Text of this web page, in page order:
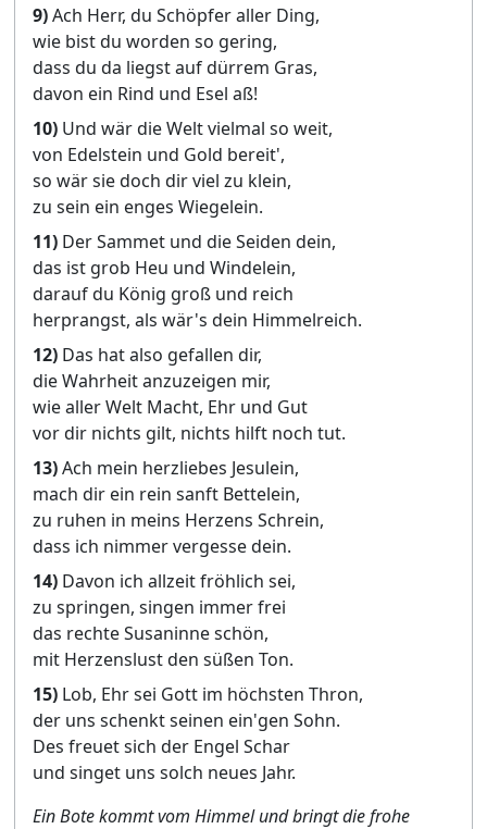
9)Ach Herr, du Schöpfer aller Ding,
wie bist du worden so gering,
dass du da liegst auf dürrem Gras,
davon ein Rind und Esel aß!
10) Und wär die Welt vielmal so weit,
von Edelstein und Gold bereit',
so wär sie doch dir viel zu klein,
zu sein ein enges Wiegelein.
11) Der Sammet und die Seiden dein,
das ist grob Heu und Windelein,
darauf du König groß und reich
herprangst, als wär's dein Himmelreich.
12) Das hat also gefallen dir,
die Wahrheit anzuzeigen mir,
wie aller Welt Macht, Ehr und Gut
vor dir nichts gilt, nichts hilft noch tut.
13)Ach mein herzliebes Jesulein,
mach dir ein rein sanft Bettelein,
zu ruhen in meins Herzens Schrein,
dass ich nimmer vergesse dein.
14) Davon ich allzeit fröhlich sei,
zu springen, singen immer frei
das rechte Susaninne schön,
mit Herzenslust den süßen Ton.
15) Lob, Ehr sei Gott im höchsten Thron,
der uns schenkt seinen ein'gen Sohn.
Des freuet sich der Engel Schar
und singet uns solch neues Jahr.
Ein Bote kommt vom Himmel und bringt die frohe